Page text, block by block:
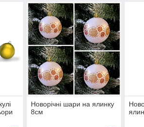
Новорічні шари на ялинку
8см